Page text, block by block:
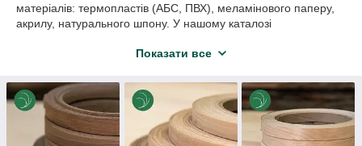
матеріалів: термопластів (АБС, ПВХ), меламінового паперу,
акрилу, натурального шпону. У нашому каталозі
флізеліновій (флісовій) основі
захисна. Кромкова стрічка закриває торці фасадів,
стільниць, полиць та інших деталей, запобігаючи
потраплянню пилу, бруду, вологи. Вироби з
обробленими торцями зручніші у використанні:
Показати все